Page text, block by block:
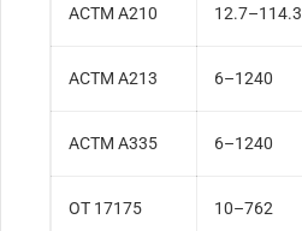
АСТМ А210 12.7–114.3
АСТМ А213 6–1240
АСТМ А335 6–1240
ОТ 17175 10–762